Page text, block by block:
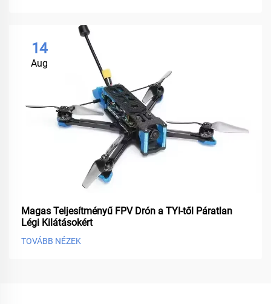
14
Aug
Magas Teljesítményű FPV Drón a TYI-től Páratlan
Légi Kilátásokért
TOVÁBB NÉZEK